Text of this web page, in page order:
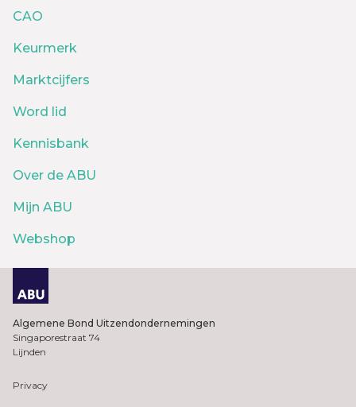
CAO
Keurmerk
Marktcijfers
Word lid
Kennisbank
Over de ABU
Mijn ABU
Webshop
Algemene Bond Uitzendondernemingen
Singaporestraat 74
Lijnden
Privacy